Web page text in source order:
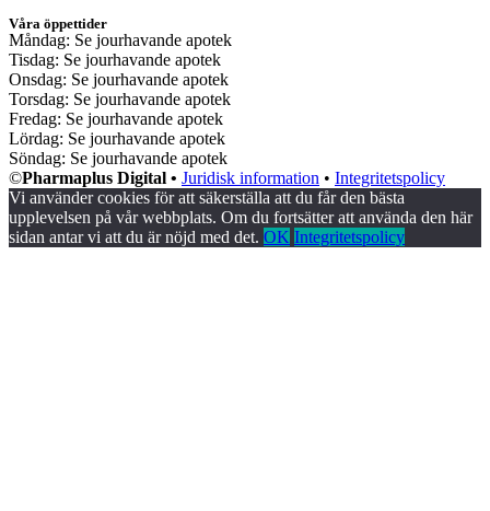
Våra öppettider
Måndag: Se jourhavande apotek
Tisdag: Se jourhavande apotek
Onsdag: Se jourhavande apotek
Torsdag: Se jourhavande apotek
Fredag: Se jourhavande apotek
Lördag: Se jourhavande apotek
Söndag: Se jourhavande apotek
©Pharmaplus Digital • Juridisk information • Integritetspolicy
Vi använder cookies för att säkerställa att du får den bästa
upplevelsen på vår webbplats. Om du fortsätter att använda den här
sidan antar vi att du är nöjd med det. OK Integritetspolicy